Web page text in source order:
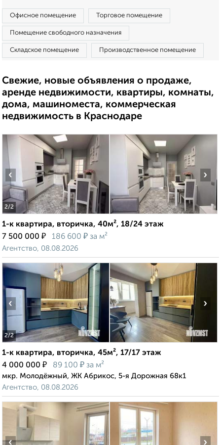
Офисное помещение Торговое помещение
Помещение свободного назначения
Складское помещение Производственное помещение
Свежие, новые объявления о продаже,
аренде недвижимости, квартиры, комнаты,
дома, машиноместа, коммерческая
недвижимость в Краснодаре
2/2
‹ ›
1-к квартира, вторичка, 40м², 18/24 этаж
7 500 000 ₽ 186 600 ₽ за м²
Агентство, 08.08.2026
2/2
‹ ›
1-к квартира, вторичка, 45м², 17/17 этаж
4 000 000 ₽ 89 100 ₽ за м²
мкр. Молодёжный, ЖК Абрикос, 5-я Дорожная 68к1
Агентство, 08.08.2026
‹ ›